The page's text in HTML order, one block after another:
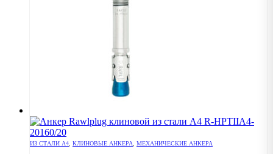
ИЗ СТАЛИ А4 КЛИНОВЫЕ АНКЕРА МЕХАНИЧЕСКИЕ АНКЕРА